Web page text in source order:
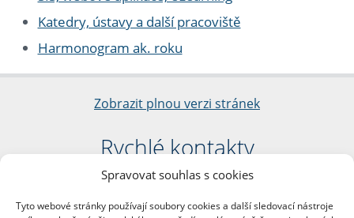
Spravovat souhlas s cookies
Tyto webové stránky používají soubory cookies a další sledovací nástroje
Katedry, ústavy a další pracoviště
Harmonogram ak. roku
Zobrazit plnou verzi stránek
Rychlé kontakty
Filozofická fakulta
nám. Jana Palacha 1/2